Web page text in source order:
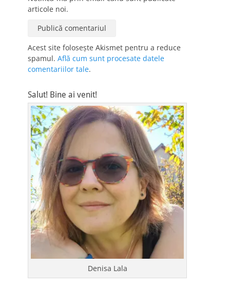
articole noi.
Acest site folosește Akismet pentru a reduce
spamul. Află cum sunt procesate datele
comentariilor tale.
Salut! Bine ai venit!
Denisa Lala